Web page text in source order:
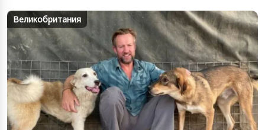
Великобритания